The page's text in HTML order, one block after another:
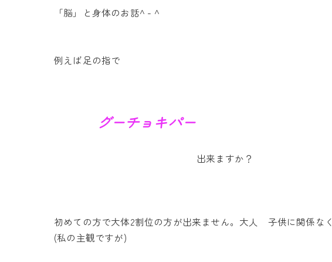
「脳」と身体のお話^ - ^
例えば足の指で
グーチョキパー
出来ますか？
初めての方で大体2割位の方が出来ません。大人 子供に関係なく
(私の主観ですが)